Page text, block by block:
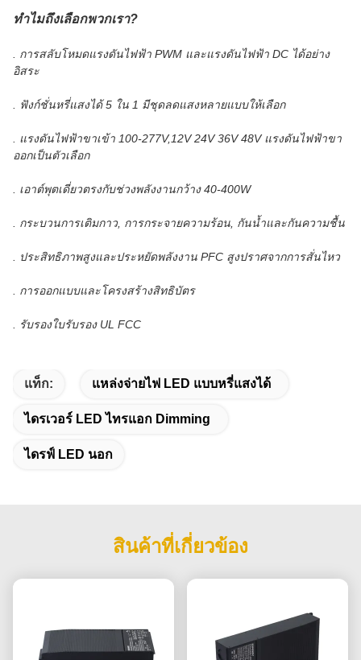
ทำไมถึงเลือกพวกเรา?
. การสลับโหมดแรงดันไฟฟ้า PWM และแรงดันไฟฟ้า DC ได้อย่าง
อิสระ
. ฟังก์ชั่นหรี่แสงได้ 5 ใน 1 มีชุดลดแสงหลายแบบให้เลือก
. แรงดันไฟฟ้าขาเข้า 100-277V,12V 24V 36V 48V แรงดันไฟฟ้าขา
ออกเป็นตัวเลือก
. เอาต์พุตเดี่ยวตรงกับช่วงพลังงานกว้าง 40-400W
. กระบวนการเติมกาว, การกระจายความร้อน, กันน้ำและกันความชื้น
. ประสิทธิภาพสูงและประหยัดพลังงาน PFC สูงปราศจากการสั่นไหว
. การออกแบบและโครงสร้างสิทธิบัตร
. รับรองใบรับรอง UL FCC
แท็ก: แหล่งจ่ายไฟ LED แบบหรี่แสงได้
ไดรเวอร์ LED ไทรแอก Dimming
ไดรฟ์ LED นอก
สินค้าที่เกี่ยวข้อง